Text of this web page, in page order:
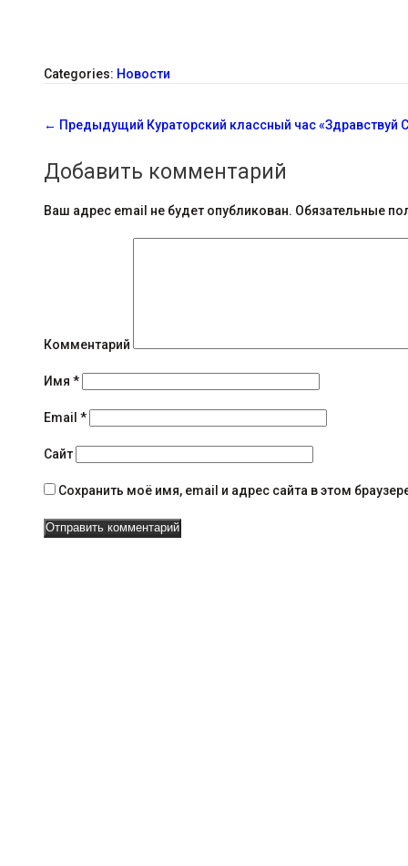
Categories: Новости
С
о
о
б
и
я
н
а
в
и
г
← Предыдущий Кураторский классный час «Здравствуй
Добавить комментарий
Ваш адрес email не будет опубликован. Обязательные
Комментарий
Имя *
Email *
Сайт
Сохранить моё имя, email и адрес сайта в этом